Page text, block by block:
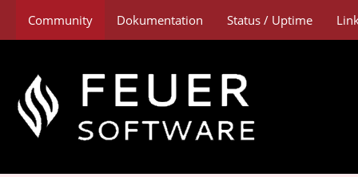
Community Dokumentation Status / Uptime